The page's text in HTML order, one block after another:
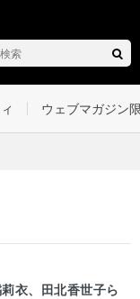
ウェブマガジン
衣、田北香世子ら